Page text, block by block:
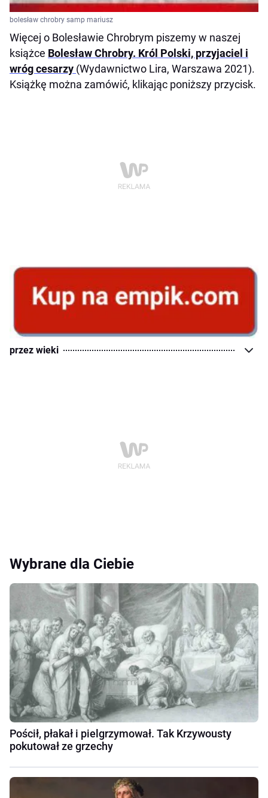
bolesław chrobry samp mariusz
Więcej o Bolesławie Chrobrym piszemy w naszej
książce Bolesław Chrobry. Król Polski, przyjaciel i
wróg cesarzy (Wydawnictwo Lira, Warszawa 2021).
Książkę można zamówić, klikając poniższy przycisk.
przez wieki
Wybrane dla Ciebie
Pościł, płakał i pielgrzymował. Tak Krzywousty
pokutował ze grzechy